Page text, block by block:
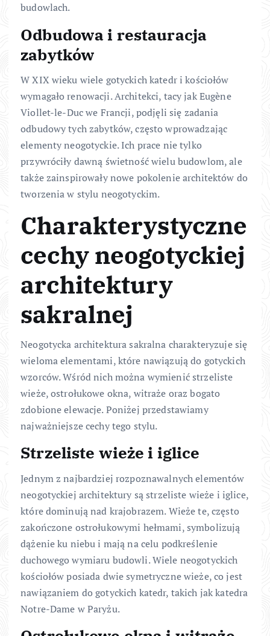
budowlach.
Odbudowa i restauracja
zabytków
W XIX wieku wiele gotyckich katedr i kościołów
wymagało renowacji. Architekci, tacy jak Eugène
Viollet-le-Duc we Francji, podjęli się zadania
odbudowy tych zabytków, często wprowadzając
elementy neogotyckie. Ich prace nie tylko
przywróciły dawną świetność wielu budowlom, ale
także zainspirowały nowe pokolenie architektów do
tworzenia w stylu neogotyckim.
Charakterystyczne
cechy neogotyckiej
architektury
sakralnej
Neogotycka architektura sakralna charakteryzuje się
wieloma elementami, które nawiązują do gotyckich
wzorców. Wśród nich można wymienić strzeliste
wieże, ostrołukowe okna, witraże oraz bogato
zdobione elewacje. Poniżej przedstawiamy
najważniejsze cechy tego stylu.
Strzeliste wieże i iglice
Jednym z najbardziej rozpoznawalnych elementów
neogotyckiej architektury są strzeliste wieże i iglice,
które dominują nad krajobrazem. Wieże te, często
zakończone ostrołukowymi hełmami, symbolizują
dążenie ku niebu i mają na celu podkreślenie
duchowego wymiaru budowli. Wiele neogotyckich
kościołów posiada dwie symetryczne wieże, co jest
nawiązaniem do gotyckich katedr, takich jak katedra
Notre-Dame w Paryżu.